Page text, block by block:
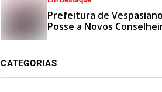
Prefeitura de
Posse a Novos
CATEGORIAS